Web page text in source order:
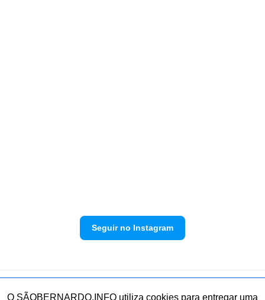
Seguir no Instagram
Política de privacidade Envie sua denúncia
O SÃOBERNARDO.INFO utiliza cookies para entregar uma